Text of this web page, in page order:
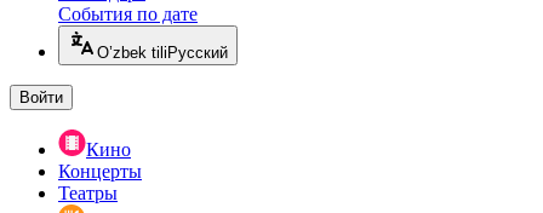
События по дате
O’zbek tili Русский
Войти
Кино
Концерты
Театры